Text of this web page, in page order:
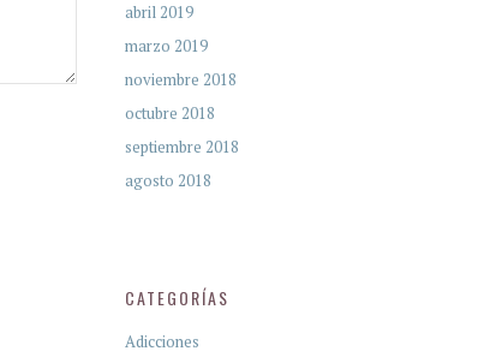
abril 2019
marzo 2019
noviembre 2018
octubre 2018
septiembre 2018
agosto 2018
CATEGORÍAS
Adicciones